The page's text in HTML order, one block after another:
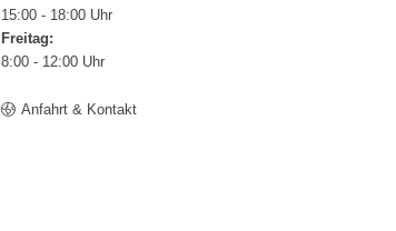
15:00 - 18:00 Uhr
Freitag:
8:00 - 12:00 Uhr
Anfahrt & Kontakt